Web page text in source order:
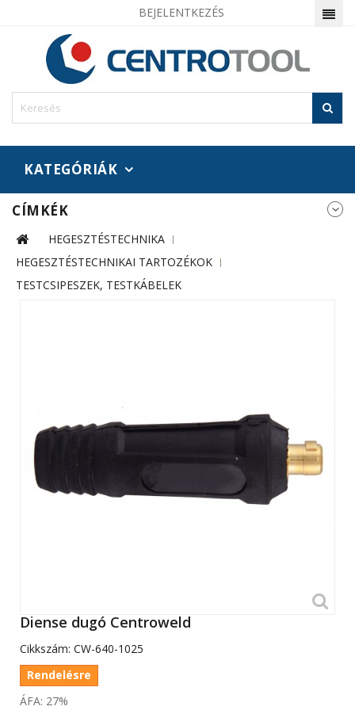
BEJELENTKEZÉS
KATEGÓRIÁK
CÍMKÉK
HEGESZTÉSTECHNIKA
HEGESZTÉSTECHNIKAI TARTOZÉKOK
TESTCSIPESZEK, TESTKÁBELEK
Diense dugó Centroweld
Cikkszám: CW-640-1025
Rendelésre
ÁFA: 27%